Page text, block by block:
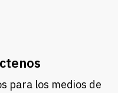
para los medios de